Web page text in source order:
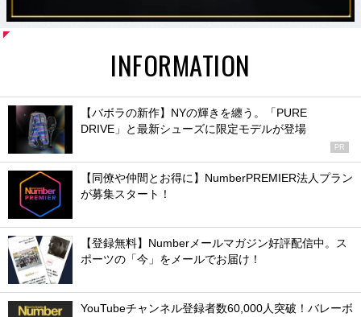
INFORMATION
【バボラの新作】NYの輝きを纏う。「PURE
DRIVE」と最新シューズに限定モデルが登場
PR
【同僚や仲間とお得に】NumberPREMIER法人プラン
が募集スタート！
【登録無料】Numberメールマガジン好評配信中。ス
ポーツの「今」をメールでお届け！
YouTubeチャンネル登録者数60,000人突破！バレーボ